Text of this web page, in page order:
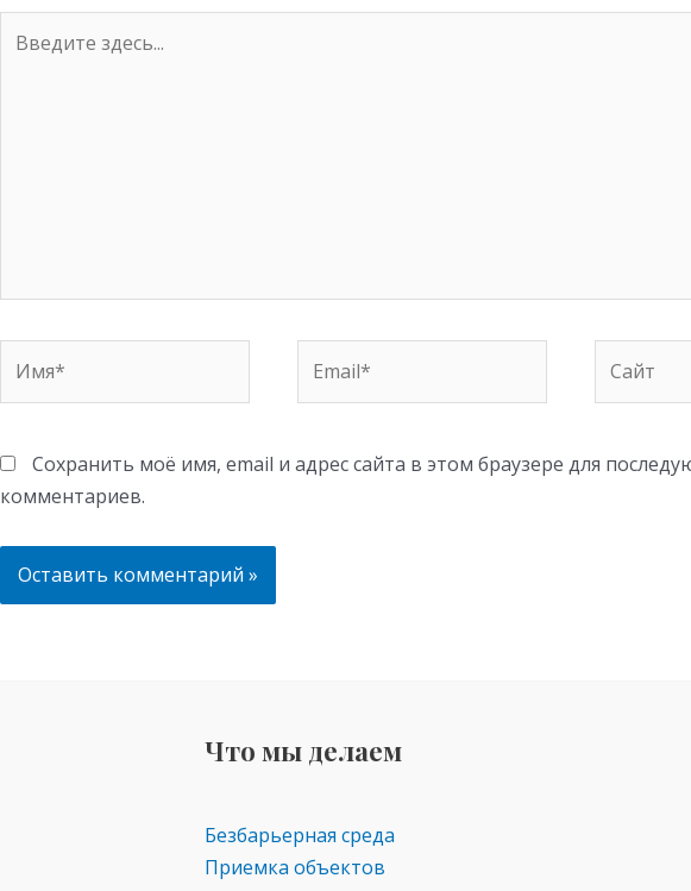
здесь...
Сохранить моё имя, email и адрес сайта в этом браузере для
комментариев.
Что мы делаем
Безбарьерная среда
Приемка объектов